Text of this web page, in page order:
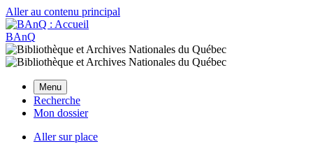
Aller au contenu principal
BAnQ
Menu
Recherche
Mon dossier
Aller sur place